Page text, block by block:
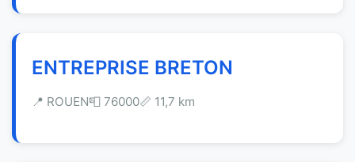
ENTREPRISE BRETON
📍 ROUEN📮 76000📏 11,7 km